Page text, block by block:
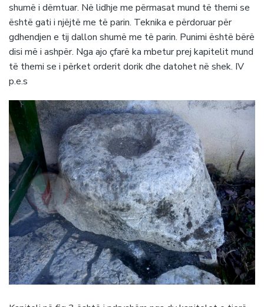
shumë i dëmtuar. Në lidhje me përmasat mund të themi se
është gati i njëjtë me të parin. Teknika e përdoruar për
gdhendjen e tij dallon shumë me të parin. Punimi është bërë
disi më i ashpër. Nga ajo çfarë ka mbetur prej kapitelit mund
të themi se i përket orderit dorik dhe datohet në shek. IV
p.e.s